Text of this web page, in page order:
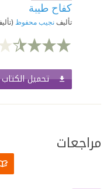
كفاح طيبة
تأليفنجيب محفوظ
تحميل الكتاب
مراجعات